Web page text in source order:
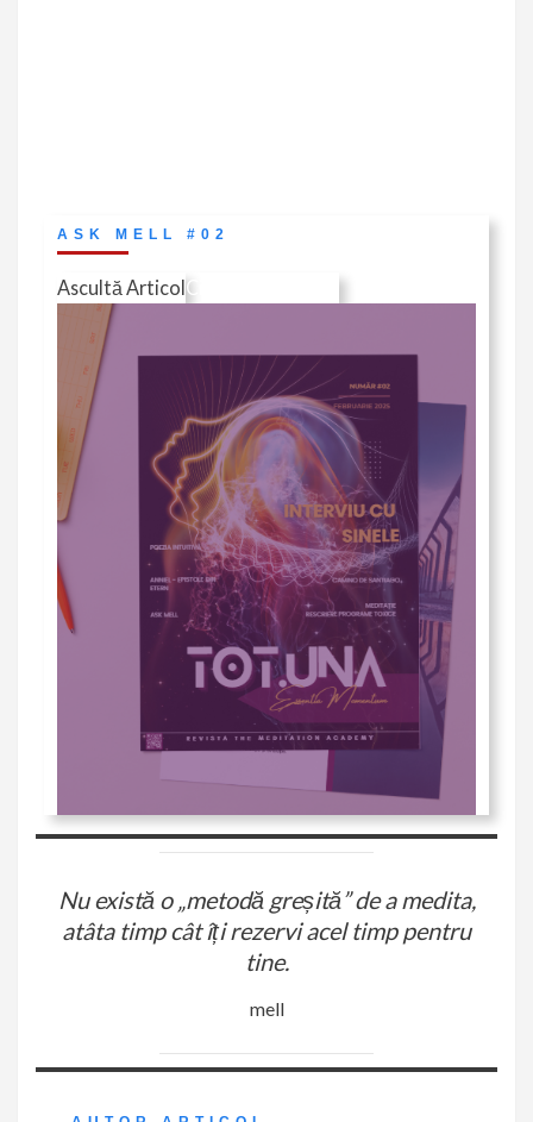
ASK MELL #02
Ascultă Articol Citește în Revistă
Nu există o „metodă greșită” de a medita,
atâta timp cât îți rezervi acel timp pentru
tine.
mell